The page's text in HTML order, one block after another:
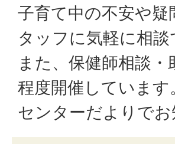
子育て中の不安や
タッフに気軽に相談
また、保健師相談
程度開催していま
センターだよりで